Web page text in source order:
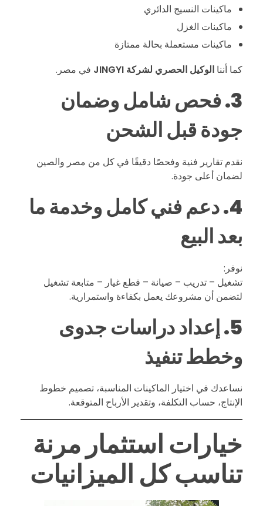
ا
ل
ق
ط
ع
ا
ت
ا
ل
ح
ي
و
ي
ة
ماكينات النسيج الدائري
ماكينات الغزل
ماكينات مستعملة بحالة ممتازة
كما أننا الوكيل الحصري لشركة JINGYI في مصر.
3. فحص شامل وضمان
جودة قبل الشحن
نقدم تقارير فنية وفحصًا دقيقًا في كل من مصر والصين
لضمان أعلى جودة.
4. دعم فني كامل وخدمة ما
بعد البيع
نوفر:
تشغيل – تدريب – صيانة – قطع غيار – متابعة تشغيل
لتضمن أن مشروعك يعمل بكفاءة واستمرارية.
5. إعداد دراسات جدوى
وخطط تنفيذ
نساعدك في اختيار الماكينات المناسبة، تصميم خطوط
الإنتاج، حساب التكلفة، وتقدير الأرباح المتوقعة.
خيارات استثمار مرنة
تناسب كل الميزانيات